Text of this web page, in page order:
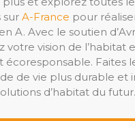
sur A-France pour
A. Avec le soutien
votre vision de l’habitat
écoresponsable. Faites
de vie plus durable et
d’habitat du futur.